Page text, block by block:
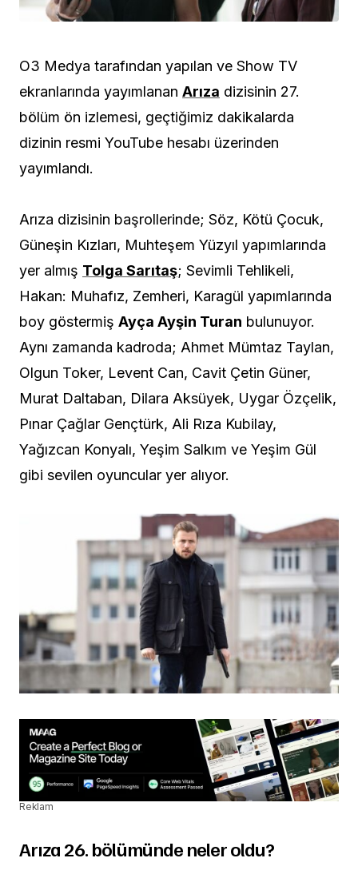
O3 Medya tarafından yapılan ve Show TV
ekranlarında yayımlanan Arıza dizisinin 27.
bölüm ön izlemesi, geçtiğimiz dakikalarda
dizinin resmi YouTube hesabı üzerinden
yayımlandı.
Arıza dizisinin başrollerinde; Söz, Kötü Çocuk,
Güneşin Kızları, Muhteşem Yüzyıl yapımlarında
yer almış Tolga Sarıtaş; Sevimli Tehlikeli,
Hakan: Muhafız, Zemheri, Karagül yapımlarında
boy göstermiş Ayça Ayşin Turan bulunuyor.
Aynı zamanda kadroda; Ahmet Mümtaz Taylan,
Olgun Toker, Levent Can, Cavit Çetin Güner,
Murat Daltaban, Dilara Aksüyek, Uygar Özçelik,
Pınar Çağlar Gençtürk, Ali Rıza Kubilay,
Yağızcan Konyalı, Yeşim Salkım ve Yeşim Gül
gibi sevilen oyuncular yer alıyor.
Reklam
Arıza 26. bölümünde neler oldu?